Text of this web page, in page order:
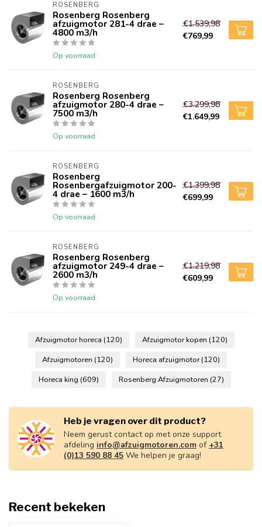
ROSENBERG
Rosenberg Rosenberg
afzuigmotor 281-4 drae –
4800 m3/h
Op voorraad
€1.539,98
€769,99
ROSENBERG
Rosenberg Rosenberg
afzuigmotor 280-4 drae –
7500 m3/h
Op voorraad
€3.299,98
€1.649,99
ROSENBERG
Rosenberg
Rosenbergafzuigmotor 200-
4 drae – 1600 m3/h
Op voorraad
€1.399,98
€699,99
ROSENBERG
Rosenberg Rosenberg
afzuigmotor 249-4 drae –
2600 m3/h
Op voorraad
€1.219,98
€609,99
Afzuigmotor horeca (120) Afzuigmotor kopen (120)
Afzuigmotoren (120) Horeca afzuigmotor(120)
Horeca king (609) Rosenberg Afzuigmotoren (27)
Heb je vragen over dit product?
Neem gerust contact op met onze support
afdeling info@afzuigmotoren.com of +31
(0)13 590 88 45 We helpen je graag!
Recent bekeken